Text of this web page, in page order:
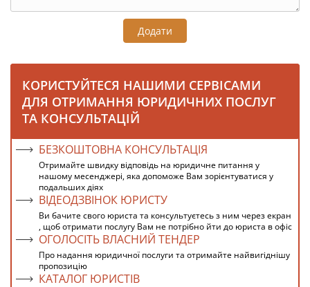
Додати
КОРИСТУЙТЕСЯ НАШИМИ СЕРВІСАМИ
ДЛЯ ОТРИМАННЯ ЮРИДИЧНИХ ПОСЛУГ
ТА КОНСУЛЬТАЦІЙ
БЕЗКОШТОВНА КОНСУЛЬТАЦІЯ
Отримайте швидку відповідь на юридичне питання у
нашому месенджері, яка допоможе Вам зорієнтуватися у
подальших діях
ВІДЕОДЗВІНОК ЮРИСТУ
Ви бачите свого юриста та консультуєтесь з ним через екран
, щоб отримати послугу Вам не потрібно йти до юриста в офіс
ОГОЛОСІТЬ ВЛАСНИЙ ТЕНДЕР
Про надання юридичної послуги та отримайте найвигіднішу
пропозицію
КАТАЛОГ ЮРИСТІВ